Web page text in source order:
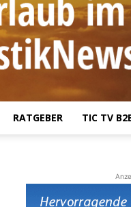
RATGEBER TIC TV